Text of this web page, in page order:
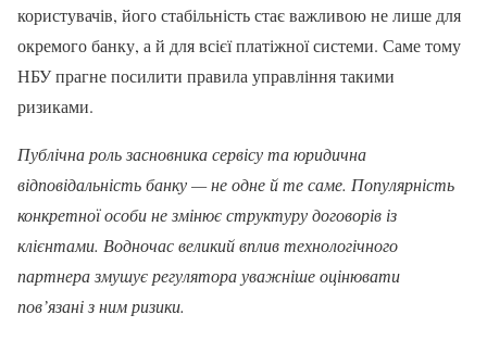
користувачів, його стабільність стає важливою не лише для
окремого банку, а й для всієї платіжної системи. Саме тому
НБУ прагне посилити правила управління такими
ризиками.
Публічна роль засновника сервісу та юридична
відповідальність банку — не одне й те саме. Популярність
конкретної особи не змінює структуру договорів із
клієнтами. Водночас великий вплив технологічного
партнера змушує регулятора уважніше оцінювати
пов’язані з ним ризики.